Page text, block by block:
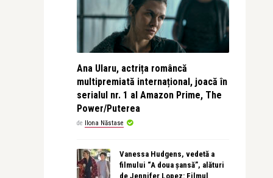
Ana Ularu, actrița româncă
multipremiată internațional, joacă în
serialul nr. 1 al Amazon Prime, The
Power/Puterea
de Ilona Năstase
Vanessa Hudgens, vedetă a
filmului “A doua șansă”, alături
de Jennifer Lopez: Filmul